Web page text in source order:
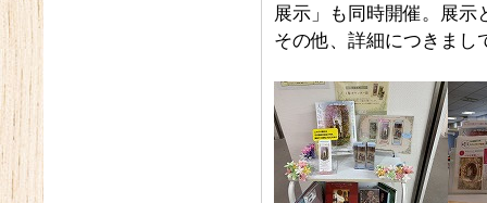
展示」も同時開催。展示
その他、詳細につきまし